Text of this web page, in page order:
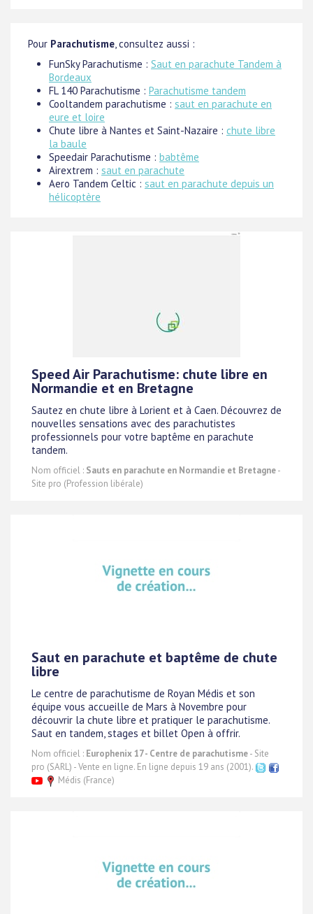
Pour Parachutisme, consultez aussi :
FunSky Parachutisme : Saut en parachute Tandem à
Bordeaux
FL 140 Parachutisme : Parachutisme tandem
Cooltandem parachutisme : saut en parachute en
eure et loire
Chute libre à Nantes et Saint-Nazaire : chute libre
la baule
Speedair Parachutisme : babtême
Airextrem : saut en parachute
Aero Tandem Celtic : saut en parachute depuis un
hélicoptère
Speed Air Parachutisme: chute libre en
Normandie et en Bretagne
Sautez en chute libre à Lorient et à Caen. Découvrez de
nouvelles sensations avec des parachutistes
professionnels pour votre baptême en parachute
tandem.
Nom officiel : Sauts en parachute en Normandie et Bretagne-
Site pro (Profession libérale)
Saut en parachute et baptême de chute
libre
Le centre de parachutisme de Royan Médis et son
équipe vous accueille de Mars à Novembre pour
découvrir la chute libre et pratiquer le parachutisme.
Saut en tandem, stages et billet Open à offrir.
Nom officiel : Europhenix 17 - Centre de parachutisme- Site
pro (SARL) - Vente en ligne. En ligne depuis 19 ans (2001).
Médis (France)